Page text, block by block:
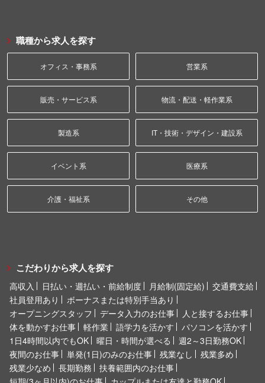
職種から求人を探す
オフィス・事務系 営業系
販売・サービス系 物流・配送・軽作業系
製造系 IT・技術・デザイン・建設系
イベント系 医療系
介護・福祉系 その他
こだわりから求人を探す
高収入 日払い・週払い・前給制度 月給制(固定給)
交通費支給
社員登用あり
ボーナスまたは特別手当あり
オープニングスタッフ
データ入力のお仕事
人と接するお仕事
体を動かすお仕事
軽作業 語学力を活かす
パソコンを活かす
1日4時間以内でもOK
曜日・時間が選べる
週2～3日勤務OK
夜間のお仕事
単発(1日)のみのお仕事 残業なし
残業多め
残業少なめ
長期勤務
扶養範囲内のお仕事